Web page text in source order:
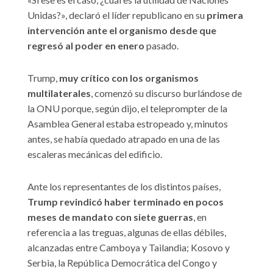
Unidas?», declaró el líder republicano en su primera
intervención ante el organismo desde que
regresó al poder en enero pasado.
Trump, muy crítico con los organismos
multilaterales , comenzó su discurso burlándose de
la ONU porque, según dijo, el teleprompter de la
Asamblea General estaba estropeado y, minutos
antes, se había quedado atrapado en una de las
escaleras mecánicas del edificio.
Ante los representantes de los distintos países,
Trump revindicó haber terminado en pocos
meses de mandato con siete guerras , en
referencia a las treguas, algunas de ellas débiles,
alcanzadas entre Camboya y Tailandia; Kosovo y
Serbia, la República Democrática del Congo y